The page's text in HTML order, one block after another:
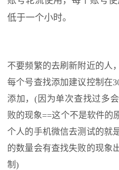
低于一个小时。
不要频繁的去刷新附近的人
每个号查找添加建议控制在
添加，(因为单次查找过多
败的现象==这个不是软件的
个人的手机微信去测试的就
的数量会有查找失败的现象
制)